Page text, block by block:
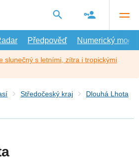
Předpověď Numerický model
slunečný s letními, zítra i tropickými
Středočeský kraj
Dlouhá Lhota